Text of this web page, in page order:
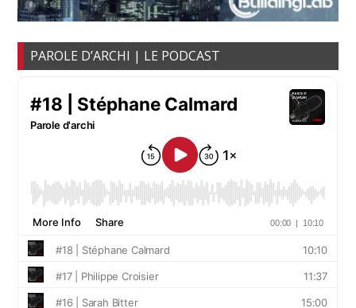
PAROLE D’ARCHI | LE PODCAST